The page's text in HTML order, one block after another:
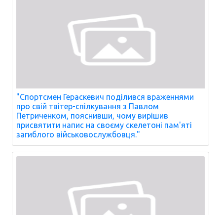
"Спортсмен Гераскевич поділився враженнями
про свій твітер-спілкування з Павлом
Петриченком, пояснивши, чому вирішив
присвятити напис на своєму скелетоні пам'яті
загиблого військовослужбовця."